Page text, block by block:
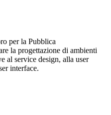
per la Pubblica
la progettazione di ambienti
al service design, alla user
interface.